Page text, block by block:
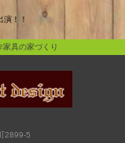
作家具の家づくり
演！！
具の家づくり
2899-5